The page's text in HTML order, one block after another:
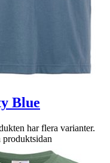
Blue
har flera varianter.